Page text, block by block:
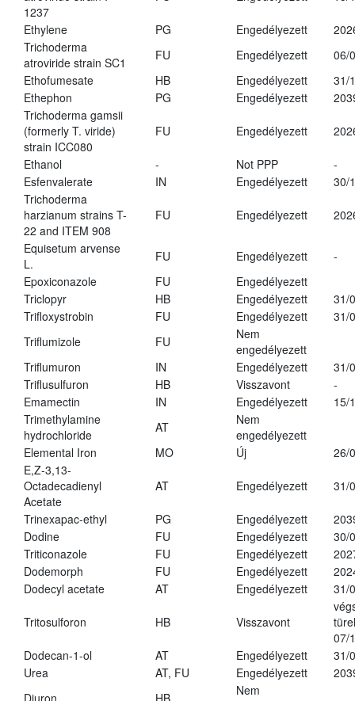
1237
Ethylene PG Engedélyezett
Trichoderma
atroviride strain SC1
FU Engedélyezett
06/
Ethofumesate
HB Engedélyezett
31/
Ethephon
PG Engedélyezett
Trichoderma gamsii
(formerly T. viride)
strain ICC080
FU Engedélyezett
Ethanol - Not PPP
-
Esfenvalerate
IN Engedélyezett
30/
Trichoderma
harzianum strains T-
22 and ITEM 908
FU Engedélyezett
Equisetum arvense
L.
FU Engedélyezett
-
Epoxiconazole
FU
Engedélyezett
Triclopyr
HB Engedélyezett
31/
Trifloxystrobin
FU Engedélyezett
31/
Triflumizole
FU
Nem
engedélyezett
Triflumuron
IN Engedélyezett
31/
Triflusulfuron
HB Visszavont
-
Emamectin
IN Engedélyezett
15/
Trimethylamine
hydrochloride
AT
Nem
engedélyezett
Elemental Iron
MO Új
26/
E,Z-3,13-
Octadecadienyl
Acetate
AT Engedélyezett 31/
Trinexapac-ethyl PG Engedélyezett
Dodine
FU Engedélyezett
30/
Triticonazole
FU Engedélyezett
Dodemorph
FU Engedélyezett
Dodecyl acetate
AT Engedélyezett 31/
Tritosulforon HB Visszavont
07/
Dodecan-1-ol
AT Engedélyezett
31/
Urea
AT, FU Engedélyezett
Nem